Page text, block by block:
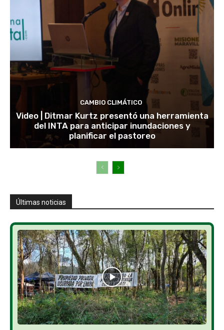
CAMBIO CLIMÁTICO
Video | Ditmar Kurtz presentó una herramienta
del INTA para anticipar inundaciones y
planificar el pastoreo
Últimas noticias